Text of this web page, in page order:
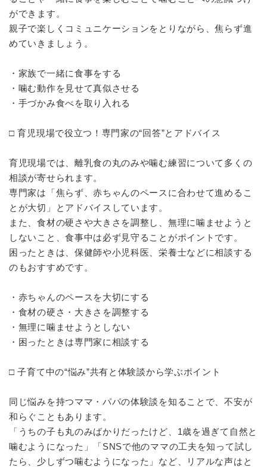
ができます。
親子で楽しくコミュニケーションをとりながら、焦らず進
めていきましょう。
・家族で一緒に食事をする
・噛む動作を見せて真似させる
・手づかみ食べを取り入れる
□ 育児現場で役立つ！専門家の“回答”とアドバイス
育児現場では、離乳食の丸のみや噛む練習について多くの
相談が寄せられます。
専門家は「焦らず、赤ちゃんのペースに合わせて進めるこ
とが大切」とアドバイスしています。
また、食材の硬さや大きさを調整し、無理に噛ませようと
しないこと、食事中は必ず見守ることがポイントです。
困ったときは、保健師や小児科医、栄養士などに相談する
のもおすすめです。
・赤ちゃんのペースを大切にする
・食材の硬さ・大きさを調整する
・無理に噛ませようとしない
・困ったときは専門家に相談する
□ 子育て中の“悩み”共有と体験談から学ぶポイント
同じ悩みを持つママ・パパの体験談を知ることで、不安が
和らぐこともあります。
「うちの子も丸のみばかりだったけど、1歳を過ぎて自然と
噛むようになった」「SNSで他のママの工夫を知って試し
たら、少しずつ噛むようになった」など、リアルな声はと